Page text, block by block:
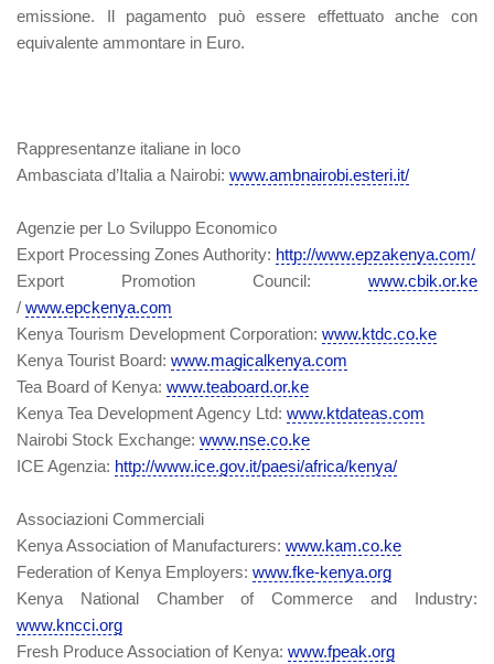
emissione. Il pagamento può essere effettuato anche con
equivalente ammontare in Euro.
Rappresentanze italiane in loco
Ambasciata d’Italia a Nairobi: www.ambnairobi.esteri.it/
Agenzie per Lo Sviluppo Economico
Export Processing Zones Authority: http://www.epzakenya.com/
Export Promotion Council: www.cbik.or.ke
/ www.epckenya.com
Kenya Tourism Development Corporation: www.ktdc.co.ke
Kenya Tourist Board: www.magicalkenya.com
Tea Board of Kenya: www.teaboard.or.ke
Kenya Tea Development Agency Ltd: www.ktdateas.com
Nairobi Stock Exchange: www.nse.co.ke
ICE Agenzia: http://www.ice.gov.it/paesi/africa/kenya/
Associazioni Commerciali
Kenya Association of Manufacturers: www.kam.co.ke
Federation of Kenya Employers: www.fke-kenya.org
Kenya National Chamber of Commerce and Industry:
www.kncci.org
Fresh Produce Association of Kenya: www.fpeak.org